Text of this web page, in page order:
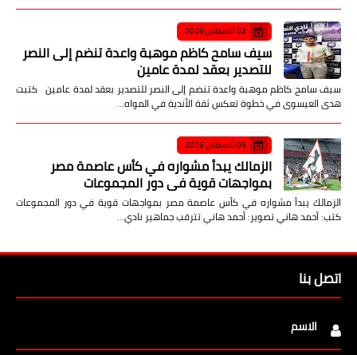
02 أغسطس 2026
سيف سامح كاظم موهبة واعدة تنضم إلى النصر
للتصدير بعقد لمدة عامين
سيف سامح كاظم موهبة واعدة تنضم إلى النصر للتصدير بعقد لمدة عامين كتبت
هدى العيسوى في خطوة تعكس ثقة الأندية في المواه…
05 أغسطس 2026
الزمالك يبدأ مشواره في كأس عاصمة مصر
بمواجهات قوية في دور المجموعات
الزمالك يبدأ مشواره في كأس عاصمة مصر بمواجهات قوية في دور المجموعات
كتب: أحمد هاني تصوير: أحمد هاني تترقب جماهير نادي…
اتصل بنا
الاسم